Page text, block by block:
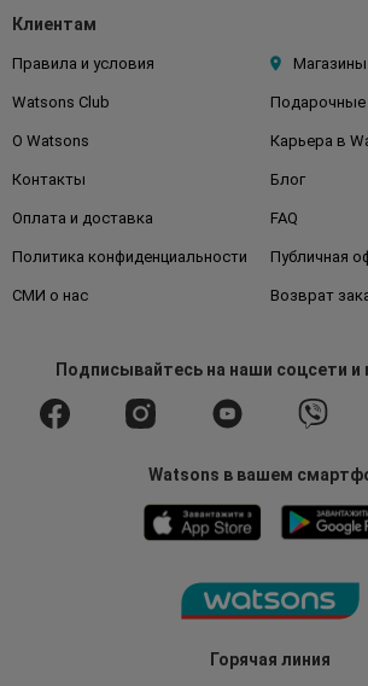
Горячая линия
Клиентам
Правила и условия Магазины
Watsons Club Подарочные
О Watsons Карьера в
Контакты Блог
Оплата и доставка FAQ
Политика конфиденциальности Публичная
СМИ о нас Возврат
Подписывайтесьна наши соцсети и
Watsons в вашем